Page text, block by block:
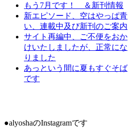
もう7月です！ ＆新刊情報
新エピソード、空はやっぱ青
い、連載中及び新刊のご案内
サイト再編中、ご不便をおか
けいたしましたが、正常にな
りました
あっという間に夏もすぐそば
です
●alyoshaのInstagramです